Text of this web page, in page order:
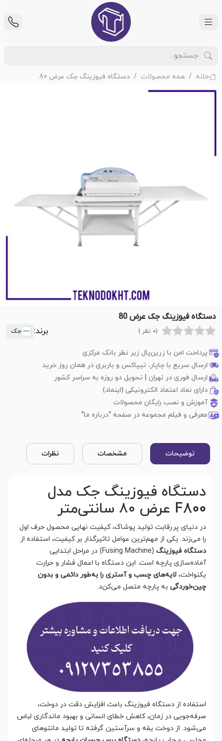
خانه همه محصولات دستگاه فیوزینگ جک عرض 80
دستگاه فیوزینگ جک عرض 80
(0 نظر ) برند: جک
پرداخت امن با زرین‌پال زیر نظر بانک مرکزی
ارسال سریع با چاپار، تیپاکس و باربری در همان روز خرید
ارسال فوری در تهران | تحویل دو روزه به سراسر کشور
دارای نماد اعتماد الکترونیکی (اینماد)
آموزش و نصب رایگان محصولات
معرفی و فیلم مجموعه در صفحه "درباره ما"
توضیحات مشخصات نظرات
دستگاه فیوزینگ جک مدل
F800 عرض ۸۰ سانتی‌متر
در دنیای پررقابت تولید پوشاک، کیفیت نهایی محصول حرف اول
را می‌زند. یکی از مهم‌ترین عوامل تاثیرگذار بر کیفیت، استفاده از
دستگاه فیوزینگ
(Fusing Machine) در مراحل ابتدایی
آماده‌سازی پارچه است. این دستگاه با اعمال فشار و حرارت
یکنواخت، لایه‌های چسب و آستری را به‌طور دائمی و بدون
چین‌خوردگی به پارچه متصل می‌کند.
استفاده از دستگاه فیوزینگ باعث افزایش دقت در دوخت،
صرفه‌جویی در زمان، کاهش خطای انسانی و بهبود ماندگاری لباس
می‌شود. از دوخت یقه و سرآستین گرفته تا تولید مانتوهای